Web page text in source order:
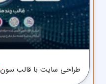
طراحی سایت با قالب سون